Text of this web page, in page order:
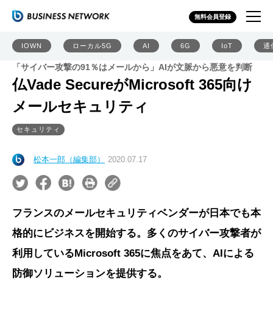
無料会員登録
IOWN ローカル5G AI 6G IoT 通
「サイバー攻撃の91％はメールから」AIが文脈から悪意を判断
仏Vade SecureがMicrosoft 365向け
メールセキュリティ
セキュリティ
松本一郎（編集部） 2020.07.17
フランスのメールセキュリティベンダーが日本でも本
格的にビジネスを開始する。多くのサイバー攻撃者が
利用しているMicrosoft 365に焦点をあて、AIによる
防御ソリューションを提供する。